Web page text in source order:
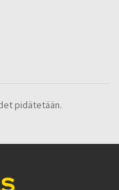
pidätetään.